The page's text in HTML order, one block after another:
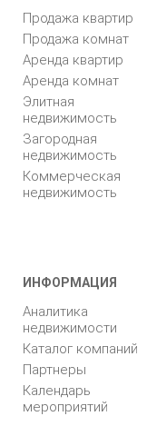
Продажа квартир
Продажа комнат
Аренда квартир
Аренда комнат
Элитная
недвижимость
Загородная
недвижимость
Коммерческая
недвижимость
ИНФОРМАЦИЯ
Аналитика
недвижимости
Каталог компаний
Партнеры
Календарь
мероприятий